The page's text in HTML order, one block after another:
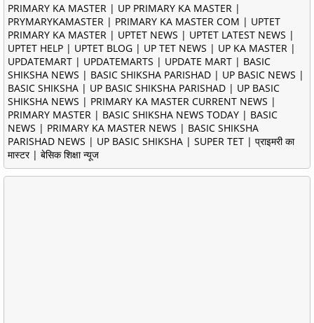
PRIMARY KA MASTER | UP PRIMARY KA MASTER |
PRYMARYKAMASTER | PRIMARY KA MASTER COM | UPTET
PRIMARY KA MASTER | UPTET NEWS | UPTET LATEST NEWS |
UPTET HELP | UPTET BLOG | UP TET NEWS | UP KA MASTER |
UPDATEMART | UPDATEMARTS | UPDATE MART | BASIC
SHIKSHA NEWS | BASIC SHIKSHA PARISHAD | UP BASIC NEWS |
BASIC SHIKSHA | UP BASIC SHIKSHA PARISHAD | UP BASIC
SHIKSHA NEWS | PRIMARY KA MASTER CURRENT NEWS |
PRIMARY MASTER | BASIC SHIKSHA NEWS TODAY | BASIC
NEWS | PRIMARY KA MASTER NEWS | BASIC SHIKSHA
PARISHAD NEWS | UP BASIC SHIKSHA | SUPER TET | प्राइमरी का
मास्टर | बेसिक शिक्षा न्यूज